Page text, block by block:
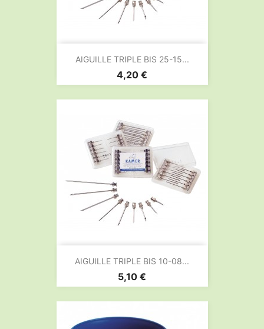
AIGUILLE TRIPLE BIS 25-15...
Prix
4,20 €
AIGUILLE TRIPLE BIS 10-08...
Prix
5,10 €